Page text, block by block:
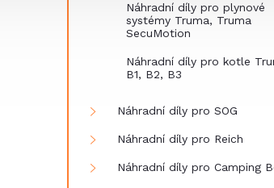
Náhradní díly pro plynové
systémy Truma, Truma
SecuMotion
Náhradní díly pro kotle
B1, B2, B3
Náhradní díly pro SOG
Náhradní díly pro Reich
Náhradní díly pro Camping